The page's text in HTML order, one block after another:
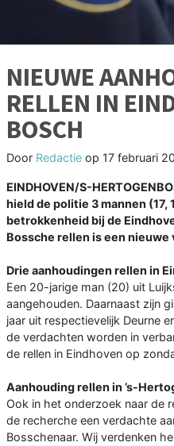
NIEUWE
RELLEN IN
BOSCH
Door Redactie op 17 februari
EINDHOVEN/S-
hield de politie 3 mannen (17,
betrokkenheid bij de
Bossche rellen is een
Drie aanhoudingen rellen in
Een 20-jarige man (20) uit
aangehouden. Daarnaast zijn
jaar uit respectievelijk Deurne
de verdachten worden in
de rellen in Eindhoven op
Aanhouding rellen in ’s-
Ook in het onderzoek naar de
de recherche een verdachte
Bosschenaar. Wij verdenken